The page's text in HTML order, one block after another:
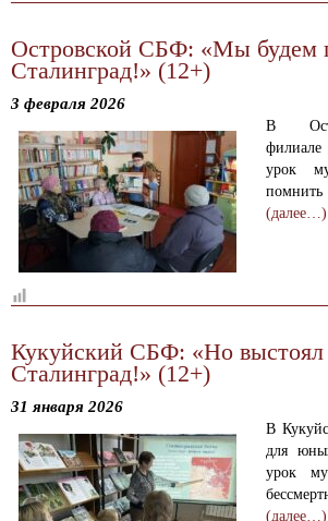
Островской СБФ: «Мы будем
Сталинград!» (12+)
3 февраля 2026
В
филиале
урок
(далее…)
Кукуйский СБФ: «Но выстоял
Сталинград!» (12+)
31 января 2026
В
для
урок
(далее…)